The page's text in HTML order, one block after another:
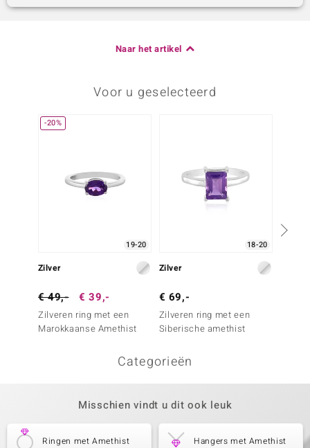
Naar het artikel
Voor u geselecteerd
-20%
19-20
Zilver
€ 49,- € 39,-
Zilveren ring met een
Marokkaanse Amethist
18-20
Zilver
€ 69,-
Zilveren ring met een
Siberische amethist
Categorieën
Misschien vindt u dit ook leuk
Ringen met Amethist Hangers met Amethist